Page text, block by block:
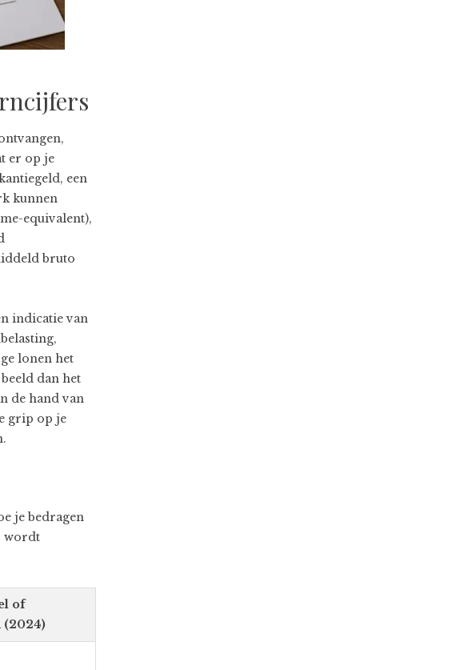
er op je
een
kunnen
equivalent),
bruto
indicatie van
lonen het
dan het
de hand van
grip op je
je bedragen
wordt
of
(2024)